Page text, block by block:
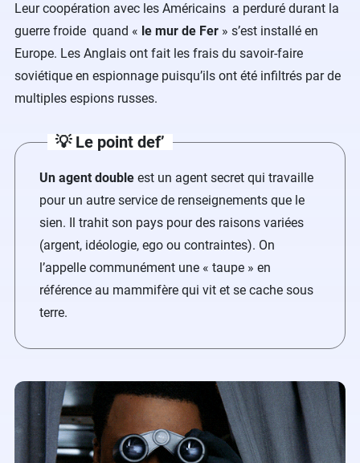
Leur coopération avec les Américains a perduré durant la
guerre froide quand « le mur de Fer » s’est installé en
Europe. Les Anglais ont fait les frais du savoir-faire
soviétique en espionnage puisqu’ils ont été infiltrés par de
multiples espions russes.
💡 Le point def’
Un agent double est un agent secret qui travaille
pour un autre service de renseignements que le
sien. Il trahit son pays pour des raisons variées
(argent, idéologie, ego ou contraintes). On
l’appelle communément une « taupe » en
référence au mammifère qui vit et se cache sous
terre.